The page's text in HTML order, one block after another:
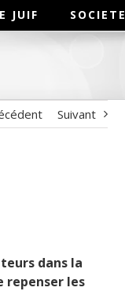
JUIF SOCIETE
Suivant
dans la
repenser les